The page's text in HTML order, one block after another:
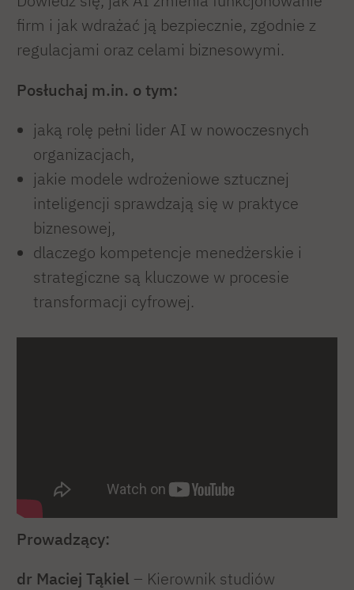
firm i jak wdrażać ją bezpiecznie, zgodnie z
regulacjami oraz celami biznesowymi.
Posłuchaj m.in. o tym:
jaką rolę pełni lider AI w nowoczesnych
organizacjach,
jakie modele wdrożeniowe sztucznej
inteligencji sprawdzają się w praktyce
biznesowej,
dlaczego kompetencje menedżerskie i
strategiczne są kluczowe w procesie
transformacji cyfrowej.
Prowadzący:
dr Maciej Tąkiel – Kierownik studiów